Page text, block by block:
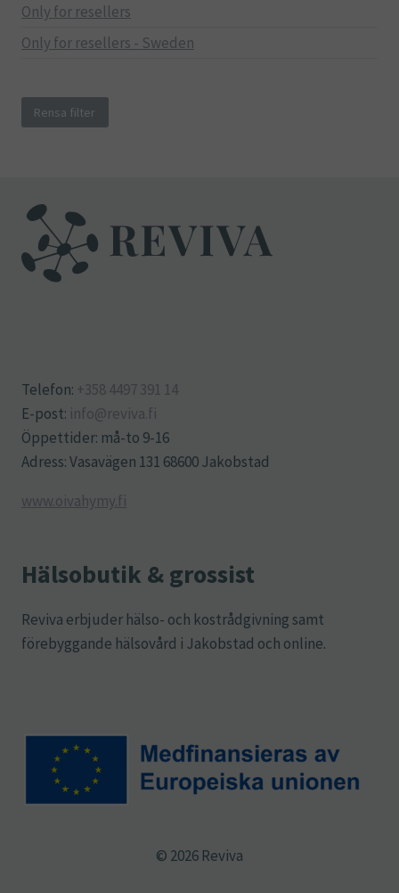
Only for resellers
Only for resellers - Sweden
Rensa filter
Telefon: +358 4497 391 14
E-post: info@reviva.fi
Öppettider: må-to 9-16
Adress: Vasavägen 131 68600 Jakobstad
www.oivahymy.fi
Hälsobutik & grossist
Reviva erbjuder hälso- och kostrådgivning samt
förebyggande hälsovård i Jakobstad och online.
© 2026 Reviva